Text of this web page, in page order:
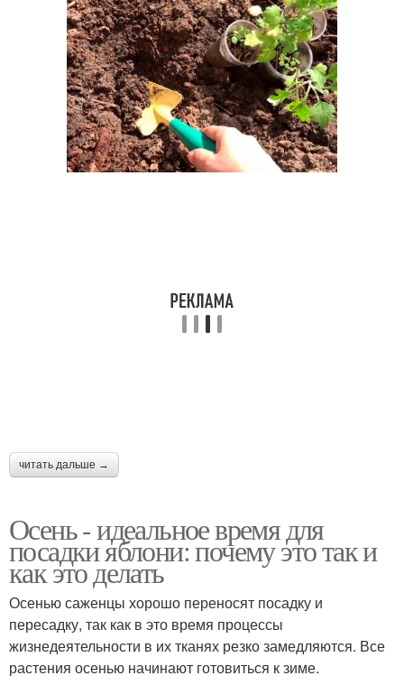
читать дальше →
Осень - идеальное время для
посадки яблони: почему это так и
как это делать
Осенью саженцы хорошо переносят посадку и
пересадку, так как в это время процессы
жизнедеятельности в их тканях резко замедляются. Все
растения осенью начинают готовиться к зиме.